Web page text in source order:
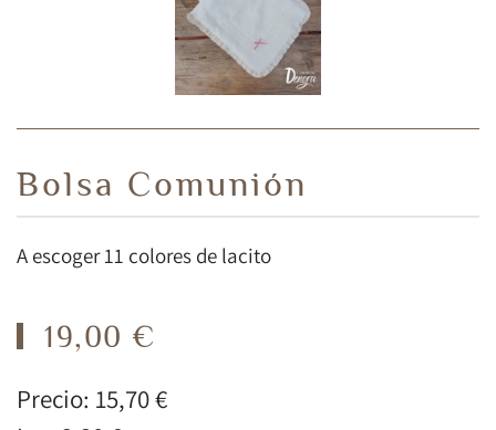
Bolsa Comunión
A escoger 11 colores de lacito
19,00 €
Precio: 15,70 €